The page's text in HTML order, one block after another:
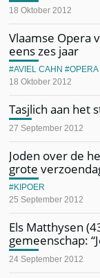
18 Oktober 2012
Vlaamse Opera
eens zes jaar
18 Oktober 2012
AVIEL CAHN OPERA
Tasjlich aan het
27 September 2012
Joden over de
grote
25 September 2012
KIPOER
Els Matthysen
gemeenschap:
24 September 2012